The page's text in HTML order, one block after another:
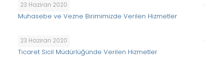
23 Haziran 2020
Muhasebe ve Vezne Birimimizde Verilen Hizmetler
23 Haziran 2020
Ticaret Sicil Müdürlüğünde Verilen Hizmetler